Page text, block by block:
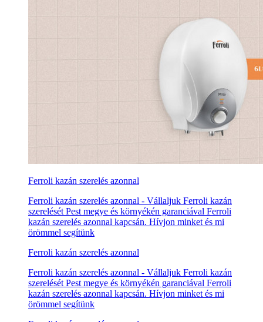
Ferroli kazán szerelés azonnal
Ferroli kazán szerelés azonnal - Vállaljuk Ferroli kazán
szerelését Pest megye és környékén garanciával Ferroli
kazán szerelés azonnal kapcsán. Hívjon minket és mi
örömmel segítünk
Ferroli kazán szerelés azonnal
Ferroli kazán szerelés azonnal - Vállaljuk Ferroli kazán
szerelését Pest megye és környékén garanciával Ferroli
kazán szerelés azonnal kapcsán. Hívjon minket és mi
örömmel segítünk